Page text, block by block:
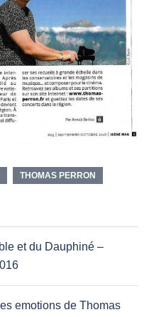
THOMAS PERRON
et du Dauphiné –
emotions de Thomas